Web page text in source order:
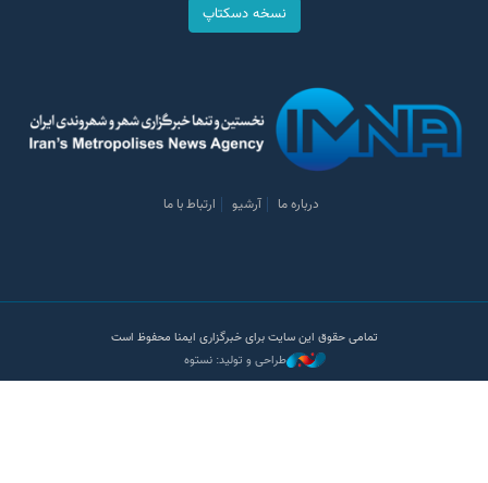
نسخه دسکتاپ
درباره ما آرشیو ارتباط با ما
تمامی حقوق این سایت برای خبرگزاری ایمنا محفوظ است
طراحی و تولید: نستوه